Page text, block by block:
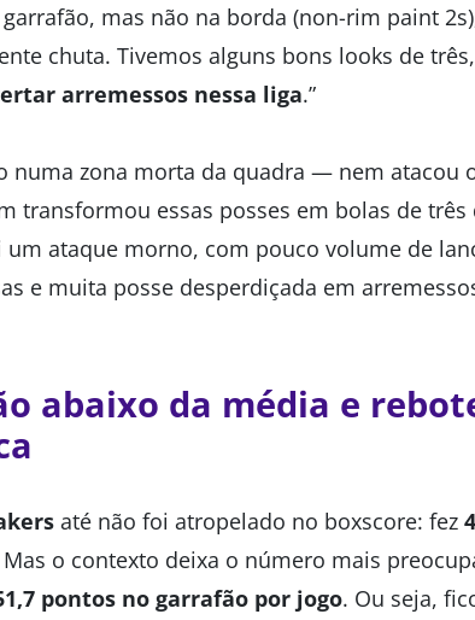
mas não na borda (non-rim paint
chuta. Tivemos alguns bons looks de
arremessos nessa liga.”
numa zona morta da quadra — nem atacou
transformou essas posses em bolas de três
ataque morno, com pouco volume de
e muita posse desperdiçada em
abaixo da média e
até não foi atropelado no boxscore: fez
Mas o contexto deixa o número mais
pontos no garrafão por jogo. Ou seja,